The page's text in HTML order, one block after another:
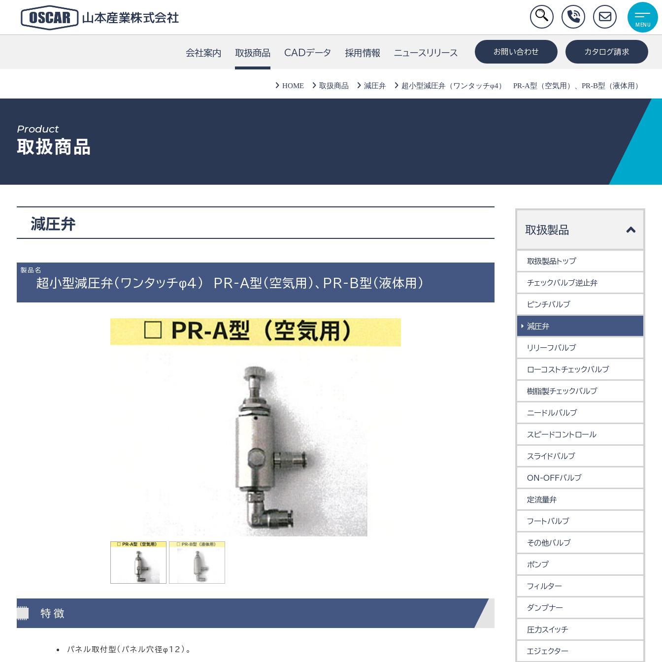
山本産業株式会社
会社案内 取扱商品 CADデータ 採用情報 ニュースリリース お問い合わせ カタログ請求
HOME 取扱商品 減圧弁 超小型減圧弁（ワンタッチφ4） PR-A型（空気用）、PR-B型（液体用）
Product
取扱商品
減圧弁
製品名
超小型減圧弁（ワンタッチφ4） PR-A型（空気用）、PR-B型（液体用）
特徴
パネル取付型（パネル穴径φ12）。
取扱製品
取扱製品トップ
チェックバルブ逆止弁
ピンチバルブ
減圧弁
リリーフバルブ
ローコストチェックバルブ
樹脂製チェックバルブ
ニードルバルブ
スピードコントロール
スライドバルブ
ON-OFFバルブ
定流量弁
フートバルブ
その他バルブ
ポンプ
フィルター
ダンプナー
圧力スイッチ
エジェクター
MENU